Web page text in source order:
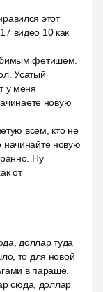
этот
видео 10 как
фетишем.
Усатый
у меня
новую
всем, кто не
начинайте новую
Ну
от
доллар туда
то для новой
в параше.
сюда, доллар